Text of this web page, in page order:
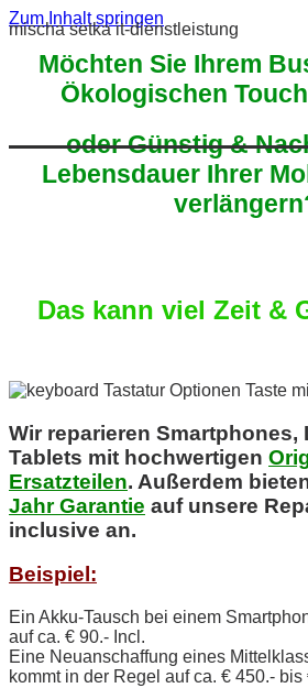
mischa setka it-dienstleistung
Zum Inhalt springen
Möchten Sie Ihrem
Ökologischen
oder Günstig &
Lebensdauer Ihrer
Das kann viel Zeit &
Wir reparieren Smartphones,
Tablets mit hochwertigen
Ersatzteilen. Außerdem
Jahr Garantie auf unsere
inclusive an.
Beispiel:
Ein Akku-Tausch bei einem
auf ca. € 90.- Incl.
Eine Neuanschaffung eines
kommt in der Regel auf ca. € 450.- bis